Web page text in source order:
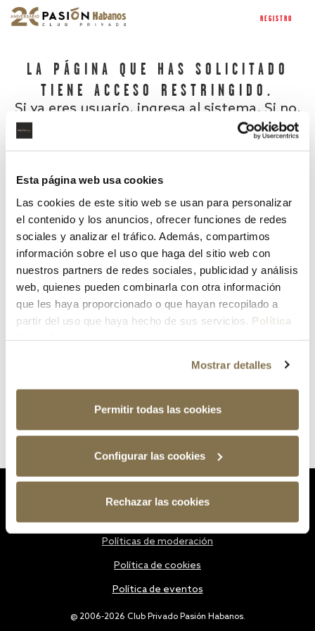
Esta página web usa cookies
Las cookies de este sitio web se usan para personalizar
el contenido y los anuncios, ofrecer funciones de redes
sociales y analizar el tráfico. Además, compartimos
información sobre el uso que haga del sitio web con
nuestros partners de redes sociales, publicidad y análisis
web, quienes pueden combinarla con otra información
que les haya proporcionado o que hayan recopilado a
partir del uso que haya hecho de sus servicios. Política
Mostrar detalles
Permitir todas las cookies
Configurar las cookies
Rechazar las cookies
REGISTRO
LA PÁGINA QUE HAS SOLICITADO
TIENE ACCESO RESTRINGIDO.
Si ya eres usuario, ingresa al sistema. Si no,
¿Has olvidado tu contraseña?
@ 2006-2026 Club Privado Pasión Habanos.
Políticas de moderación
Política de cookies
Política de eventos